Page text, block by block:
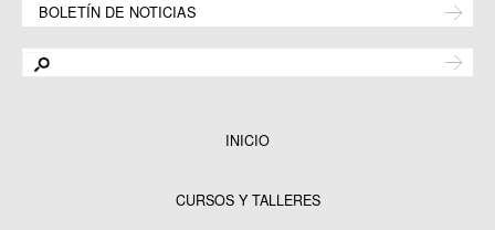
BOLETÍN DE NOTICIAS
INICIO
CURSOS Y TALLERES